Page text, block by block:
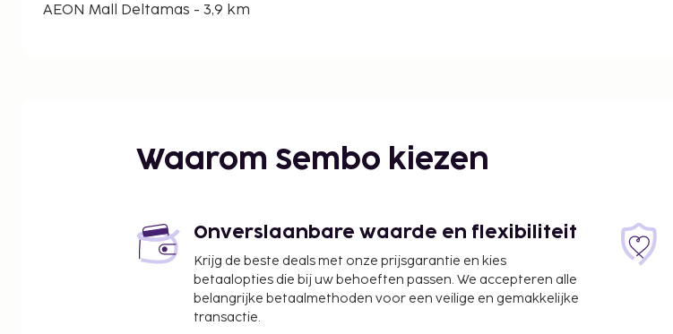
AEON Mall Deltamas - 3,9 km
President University - 8,6 km
Jababeka Golf & Country Club - 10,5 km
Sedana Golf Course - 17 km
Taman Suropati - 17,5 km
De dichtstbijgelegen grootste luchthavens zijn:
Jakarta (HLP-Halim Perdanakusuma Intl.) - 38,3 km
Waarom Sembo kiezen
Onverslaanbare waarde en flexibiliteit
Krijg de beste deals met onze prijsgarantie en kies
betaalopties die bij uw behoeften passen. We accepteren alle
belangrijke betaalmethoden voor een veilige en gemakkelijke
transactie.